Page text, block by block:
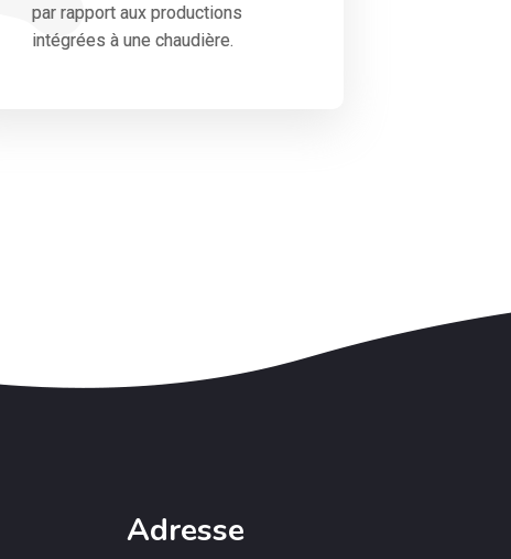
par rapport aux productions
intégrées à une chaudière.
Adresse